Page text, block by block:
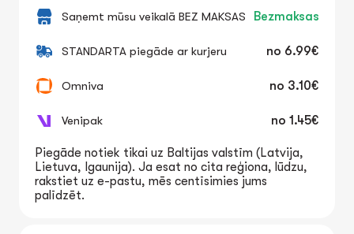
Saņemt mūsu veikalā BEZ MAKSAS Bezmaksas
STANDARTA piegāde ar kurjeru no 6.99€
Omniva no 3.10€
Venipak no 1.45€
Piegāde notiek tikai uz Baltijas valstīm (Latvija,
Lietuva, Igaunija). Ja esat no cita reģiona, lūdzu,
rakstiet uz e-pastu, mēs centīsimies jums
palīdzēt.